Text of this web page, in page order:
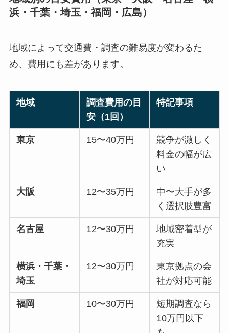
浜・千葉・埼玉・福岡・広島）
地域によって交通費・調査の難易度が変わるた
め、費用にも差があります。
地域
調査費用の目
安（1回）
特記事項
東京 15〜40万円
競争が激しく
料金の幅が広
い
大阪 12〜35万円
中〜大手が多
く選択肢豊富
名古屋 12〜30万円
地域密着型が
充実
横浜・千葉・
埼玉
12〜30万円
東京拠点の会
社が対応可能
福岡 10〜30万円
短期調査なら
10万円以下